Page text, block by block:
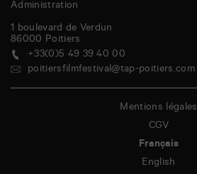
Administration
1 boulevard de Verdun
86000 Poitiers
+33(0)5 49 39 40 00
poitiersfilmfestival@tap-poitiers.com
Mentions légales
CGV
Français
English